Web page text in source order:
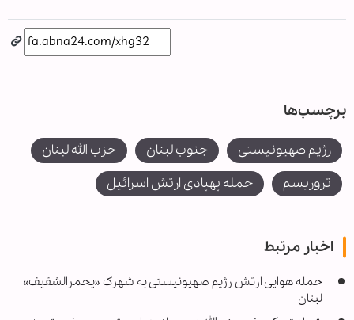
برچسب‌ها
رژیم صهیونیستی جنوب لبنان
حزب الله لبنان
تروریسم
حمله پهپادی ارتش اسرائیل
اخبار مرتبط
حمله هوایی ارتش رژیم صهیونیستی به شهرک «یحمرالشقیف»
لبنان